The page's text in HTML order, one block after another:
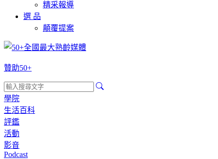
精采報導
選 品
顛覆提案
贊助50+
學院
生活百科
評鑑
活動
影音
Podcast